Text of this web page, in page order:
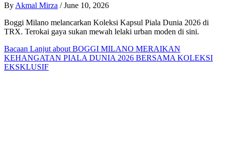
By Akmal Mirza / June 10, 2026
Boggi Milano melancarkan Koleksi Kapsul Piala Dunia 2026 di
TRX. Terokai gaya sukan mewah lelaki urban moden di sini.
Bacaan Lanjut about BOGGI MILANO MERAIKAN
KEHANGATAN PIALA DUNIA 2026 BERSAMA KOLEKSI
EKSKLUSIF